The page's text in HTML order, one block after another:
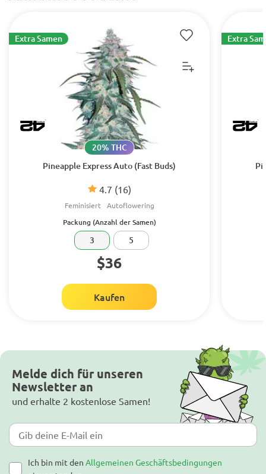
Pineapple Express Auto (Fast Buds)
4.7 (16)
20% THC
Feminisiert Autoflowering
Extra Samen
Packung (Anzahl der Samen)
3 5
$36
Kaufen
Extra
Melde dich für unseren
Newsletter an
und erhalte 2 kostenlose Samen!
Ich bin mit den Allgemeinen Geschäftsbedingungen